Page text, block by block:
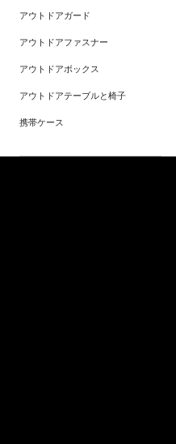
アウトドアガード
アウトドアファスナー
アウトドアボックス
アウトドアテーブルと椅子
携帯ケース